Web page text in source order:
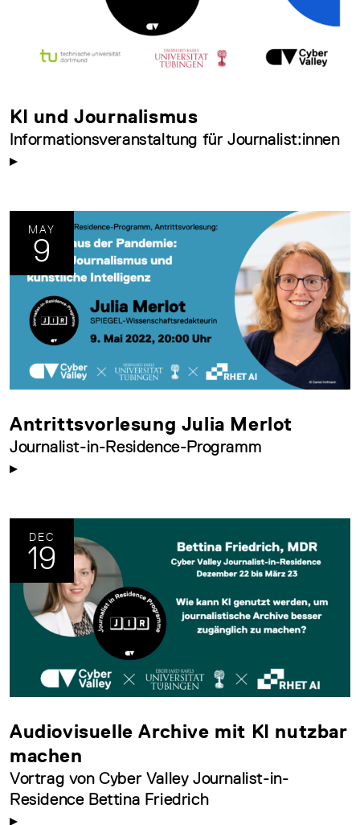
KI und Journalismus
Informationsveranstaltung für Journalist:innen
MAY
9
Antrittsvorlesung Julia Merlot
Journalist-in-Residence-Programm
DEC
19
Audiovisuelle Archive mit KI nutzbar
machen
Vortrag von Cyber Valley Journalist-in-
Residence Bettina Friedrich